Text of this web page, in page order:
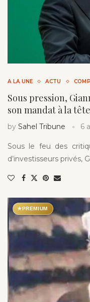
A LA UNE ACTU
Sous pression,
son mandat à la
by Sahel Tribune 6
Sous le feu des
d’investisseurs privés,
★PREMIUM